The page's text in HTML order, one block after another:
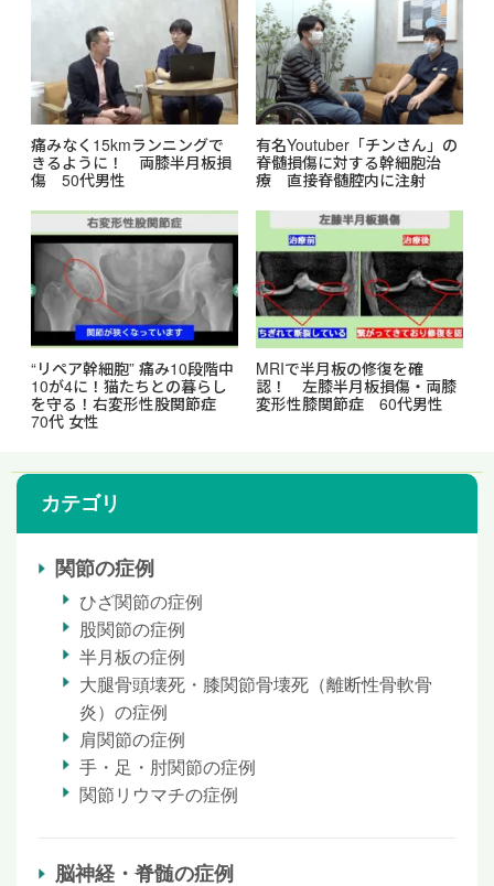
痛みなく15kmランニングで
きるように！ 両膝半月板損
傷 50代男性
有名Youtuber「チンさん」の
脊髄損傷に対する幹細胞治
療 直接脊髄腔内に注射
“リペア幹細胞” 痛み10段階中
10が4に！猫たちとの暮らし
を守る！右変形性股関節症
70代 女性
MRIで半月板の修復を確
認！ 左膝半月板損傷・両膝
変形性膝関節症 60代男性
カテゴリ
関節の症例
ひざ関節の症例
股関節の症例
半月板の症例
大腿骨頭壊死・膝関節骨壊死（離断性骨軟骨
炎）の症例
肩関節の症例
手・足・肘関節の症例
関節リウマチの症例
脳神経・脊髄の症例